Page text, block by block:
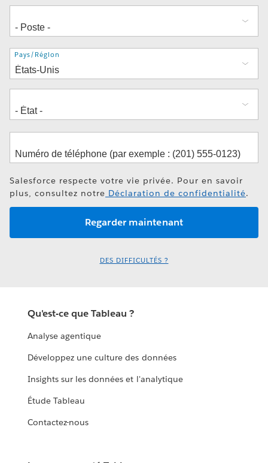
Adresse
Pays/Région
Salesforce respecte votre vie privée. Pour en savoir
plus, consultez notre Déclaration de confidentialité.
DES DIFFICULTÉS ?
Qu'est-ce que Tableau ?
Analyse agentique
Développez une culture des données
Insights sur les données et l'analytique
Étude Tableau
Contactez-nous